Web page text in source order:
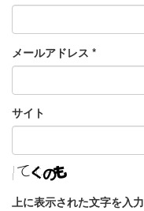
メールアドレス *
サイト
上に表示された文字を入力